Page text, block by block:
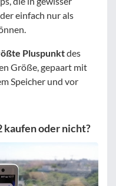
einfach nur als
Pluspunktdes
Größe, gepaart mit
Speicher und vor
kaufen oder nicht?